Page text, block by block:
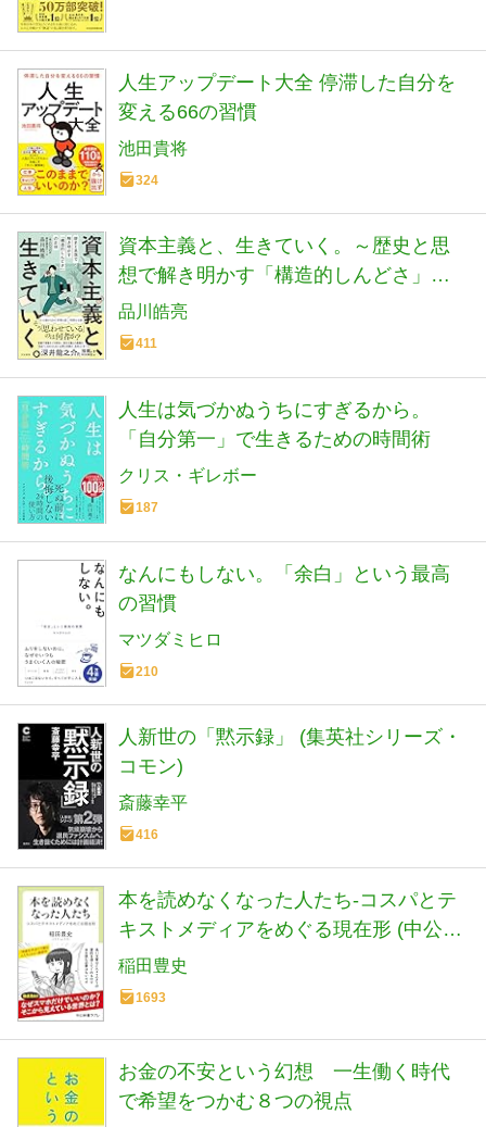
人生アップデート大全 停滞した自分を
変える66の習慣
池田貴将
324
資本主義と、生きていく。～歴史と思
想で解き明かす「構造的しんどさ」の
正体
品川皓亮
411
人生は気づかぬうちにすぎるから。
「自分第一」で生きるための時間術
クリス・ギレボー
187
なんにもしない。「余白」という最高
の習慣
マツダミヒロ
210
人新世の「黙示録」 (集英社シリーズ・
コモン)
斎藤幸平
416
本を読めなくなった人たち-コスパとテ
キストメディアをめぐる現在形 (中公新
書ラクレ 861)
稲田豊史
1693
お金の不安という幻想 一生働く時代
で希望をつかむ８つの視点